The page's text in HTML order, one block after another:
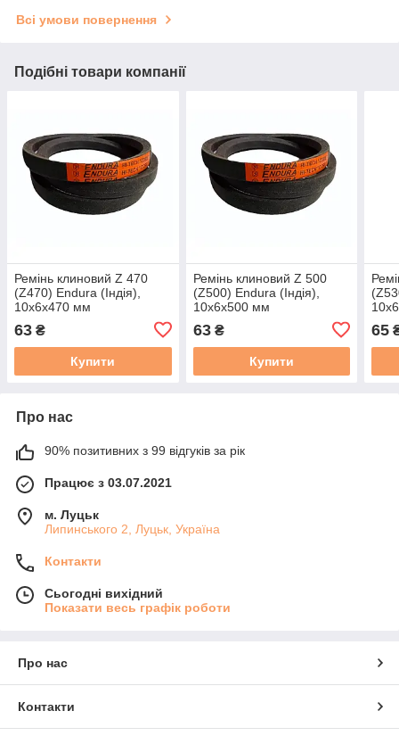
Всі умови повернення
Подібні товари компанії
Ремінь клиновий Z 470
(Z470) Endura (Індія),
10x6x470 мм
63 ₴
Купити
Ремінь клиновий Z 500
(Z500) Endura (Індія),
10x6x500 мм
63₴
Купити
65
Про нас
90% позитивних з 99 відгуків за рік
Працює з 03.07.2021
м. Луцьк
Липинського 2, Луцьк, Україна
Контакти
Сьогодні вихідний
Показати весь графік роботи
Про нас
Контакти